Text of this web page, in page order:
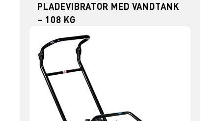
PLADEVIBRATOR MED VANDTANK
– 108 KG